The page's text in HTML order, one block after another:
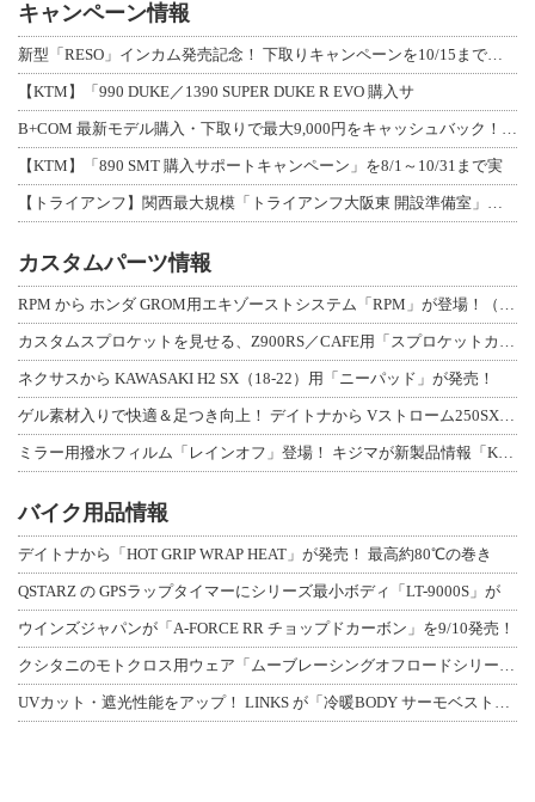
キャンペーン情報
新型「RESO」インカム発売記念！ 下取りキャンペーンを10/15まで延長して開
【KTM】「990 DUKE／1390 SUPER DUKE R EVO 購入サ
B+COM 最新モデル購入・下取りで最大9,000円をキャッシュバック！「B+F
【KTM】「890 SMT 購入サポートキャンペーン」を8/1～10/31まで実
【トライアンフ】関西最大規模「トライアンフ大阪東 開設準備室」がオープン！ 限定
カスタムパーツ情報
RPM から ホンダ GROM用エキゾーストシステム「RPM」が登場！（動画あり
カスタムスプロケットを見せる、Z900RS／CAFE用「スプロケットカバーフルキ
ネクサスから KAWASAKI H2 SX（18-22）用「ニーパッド」が発売！
ゲル素材入りで快適＆足つき向上！ デイトナから Vストローム250SX用「快適ロ
ミラー用撥水フィルム「レインオフ」登場！ キジマが新製品情報「KIJIMA NE
バイク用品情報
デイトナから「HOT GRIP WRAP HEAT」が発売！ 最高約80℃の巻き
QSTARZ の GPSラップタイマーにシリーズ最小ボディ「LT-9000S」が
ウインズジャパンが「A-FORCE RR チョップドカーボン」を9/10発売！
クシタニのモトクロス用ウェア「ムーブレーシングオフロードシリーズ」3アイテムが登
UVカット・遮光性能をアップ！ LINKS が「冷暖BODY サーモベスト」改良